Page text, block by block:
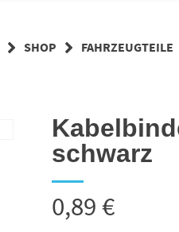
SHOP FAHRZEUGTEILE
schwarz
0,89€